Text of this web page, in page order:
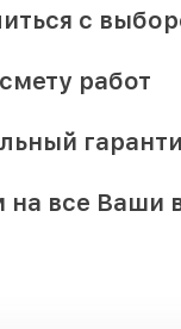
с
работ
на все Ваши